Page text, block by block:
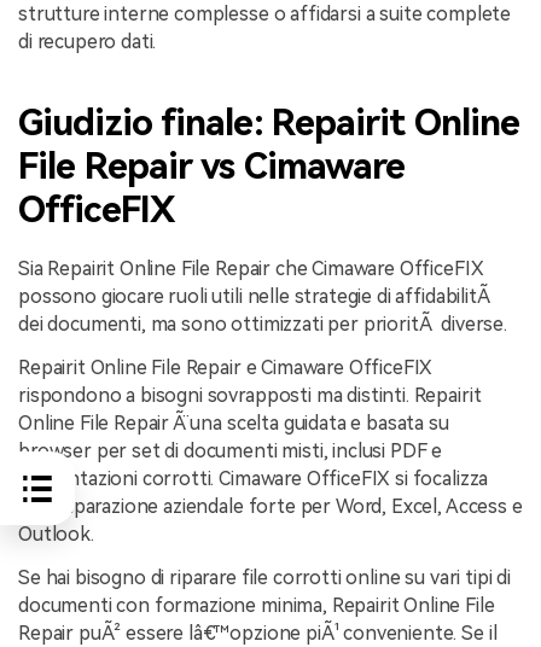
strutture interne complesse o affidarsi a suite complete
di recupero dati.
Giudizio finale: Repairit Online
File Repair vs Cimaware
OfficeFIX
Sia Repairit Online File Repair che Cimaware OfficeFIX
possono giocare ruoli utili nelle strategie di affidabilitÃ
dei documenti, ma sono ottimizzati per prioritÃ diverse.
Repairit Online File Repair e Cimaware OfficeFIX
rispondono a bisogni sovrapposti ma distinti. Repairit
Online File Repair Ã¨ una scelta guidata e basata su
browser per set di documenti misti, inclusi PDF e
presentazioni corrotti. Cimaware OfficeFIX si focalizza
sulla riparazione aziendale forte per Word, Excel, Access e
Outlook.
Se hai bisogno di riparare file corrotti online su vari tipi di
documenti con formazione minima, Repairit Online File
Repair puÃ² essere lâ€™opzione piÃ¹ conveniente. Se il